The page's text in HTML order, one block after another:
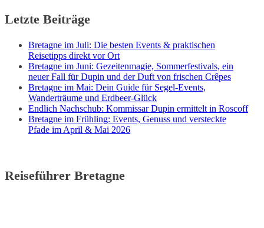
Letzte Beiträge
Bretagne im Juli: Die besten Events & praktischen
Reisetipps direkt vor Ort
Bretagne im Juni: Gezeitenmagie, Sommerfestivals, ein
neuer Fall für Dupin und der Duft von frischen Crêpes
Bretagne im Mai: Dein Guide für Segel-Events,
Wanderträume und Erdbeer-Glück
Endlich Nachschub: Kommissar Dupin ermittelt in Roscoff
Bretagne im Frühling: Events, Genuss und versteckte
Pfade im April & Mai 2026
Reiseführer Bretagne